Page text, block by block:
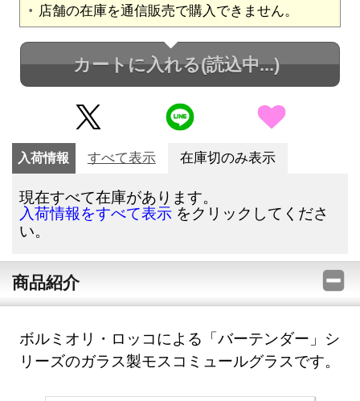
店舗の在庫を通信販売で購入できません。
カートに入れる(読込中...)
入荷情報 すべて表示 在庫切のみ表示
現在すべて在庫があります。
入荷情報をすべて表示 をクリックしてくださ
い。
商品紹介
ボルミオリ・ロッコによる「バーテンダー」シ
リーズのガラス製モスコミュールグラスです。